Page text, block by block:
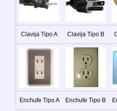
Clavija Tipo A Clavija Tipo B
Enchufe Tipo A Enchufe Tipo B